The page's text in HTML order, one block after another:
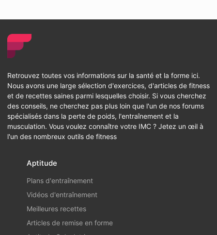
Retrouvez toutes vos informations sur la santé et la forme ici.
Nous avons une large sélection d'exercices, d'articles de fitness
et de recettes saines parmi lesquelles choisir. Si vous cherchez
des conseils, ne cherchez pas plus loin que l'un de nos forums
spécialisés dans la perte de poids, l'entraînement et la
musculation. Vous voulez connaître votre IMC ? Jetez un œil à
l'un des nombreux outils de fitness
Aptitude
Plans d'entraînement
Vidéos d'entraînement
Meilleures recettes
Articles de remise en forme